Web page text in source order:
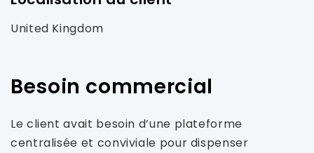
United Kingdom
Besoin commercial
Le client avait besoin d’une plateforme
centralisée et conviviale pour dispenser